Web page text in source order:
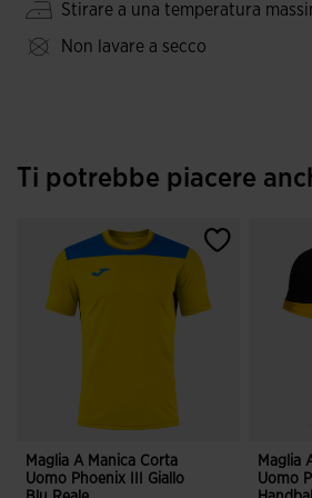
Stirare a una temperatura
Non lavare a secco
Ti potrebbe piacere
Maglia A Manica Corta
Uomo Phoenix III Giallo
Maglia
Uomo